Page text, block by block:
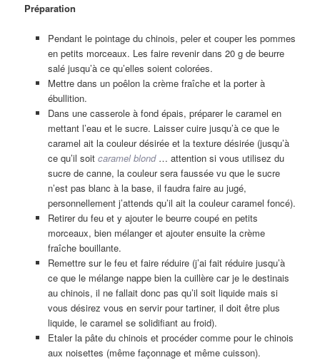
Préparation
Pendant le pointage du chinois, peler et couper les pommes
en petits morceaux. Les faire revenir dans 20 g de beurre
salé jusqu’à ce qu’elles soient colorées.
Mettre dans un poêlon la crème fraîche et la porter à
ébullition.
Dans une casserole à fond épais, préparer le caramel en
mettant l’eau et le sucre. Laisser cuire jusqu’à ce que le
caramel ait la couleur désirée et la texture désirée (jusqu’à
ce qu’il soit caramel blond… attention si vous utilisez du
sucre de canne, la couleur sera faussée vu que le sucre
n’est pas blanc à la base, il faudra faire au jugé,
personnellement j’attends qu’il ait la couleur caramel foncé).
Retirer du feu et y ajouter le beurre coupé en petits
morceaux, bien mélanger et ajouter ensuite la crème
fraîche bouillante.
Remettre sur le feu et faire réduire (j’ai fait réduire jusqu’à
ce que le mélange nappe bien la cuillère car je le destinais
au chinois, il ne fallait donc pas qu’il soit liquide mais si
vous désirez vous en servir pour tartiner, il doit être plus
liquide, le caramel se solidifiant au froid).
Etaler la pâte du chinois et procéder comme pour le chinois
aux noisettes (même façonnage et même cuisson).